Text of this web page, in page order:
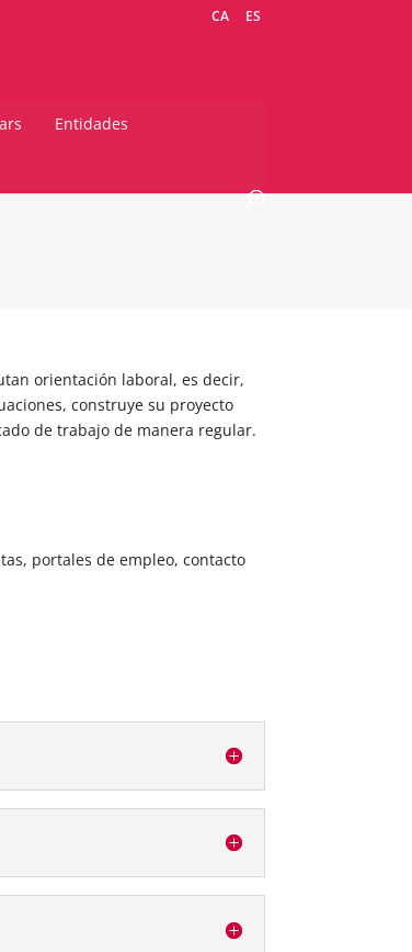
CA ES
Entidades
orientación laboral, es decir,
construye su proyecto
de trabajo de manera regular.
portales de empleo, contacto